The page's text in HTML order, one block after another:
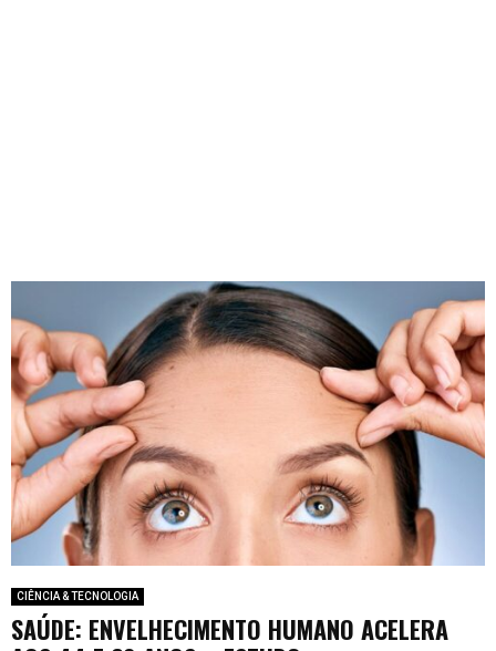
CIÊNCIA & TECNOLOGIA
SAÚDE: ENVELHECIMENTO HUMANO ACELERA